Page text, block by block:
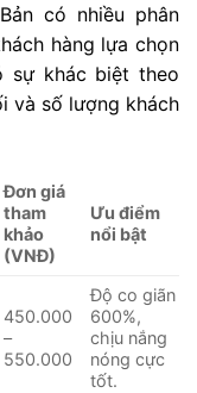
có nhiều phân
hàng lựa chọn
sự khác biệt theo
và số lượng khách
Đơn giá
tham
khảo
(VNĐ)
Ưu điểm
nổi bật
450.000
–
550.000
Độ co giãn
600%,
chịu nắng
nóng cực
tốt.